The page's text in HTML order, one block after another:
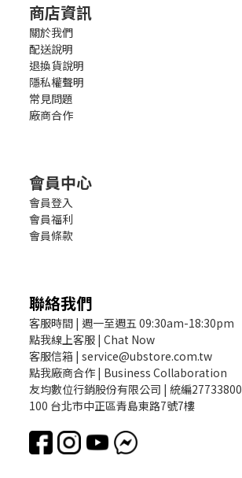
商店資訊
關於我們
配送說明
退換貨說明
隱私權聲明
常見問題
廠商合作
會員中心
會員登入
會員福利
會員條款
聯絡我們
客服時間 | 週一至週五 09:30am-18:30pm
點我線上客服 | Chat Now
客服信箱 | service@ubstore.com.tw
點我廠商合作 | Business Collaboration
友均數位行銷股份有限公司 | 統編27733800
100 台北市中正區青島東路7號7樓